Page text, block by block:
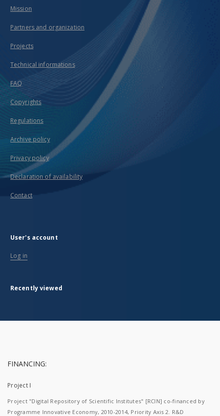
Mission
Partners and organization
Projects
Technical informations
FAQ
Copyrights
Regulations
Archive policy
Privacy policy
Declaration of availability
Contact
User's account
Log in
Recently viewed
FINANCING:
Project I
Project "Digital Repository of Scientific Institutes" [RCIN] co-financed by
Programme Innovative Economy, 2010-2014, Priority Axis 2. R&D